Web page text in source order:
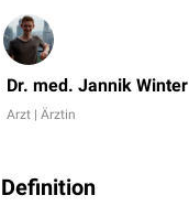
Dr. med. Jannik Winter
Arzt | Ärztin
Definition